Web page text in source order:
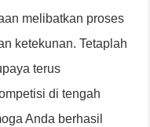
melibatkan proses
ketekunan. Tetaplah
terus
di tengah
Anda berhasil